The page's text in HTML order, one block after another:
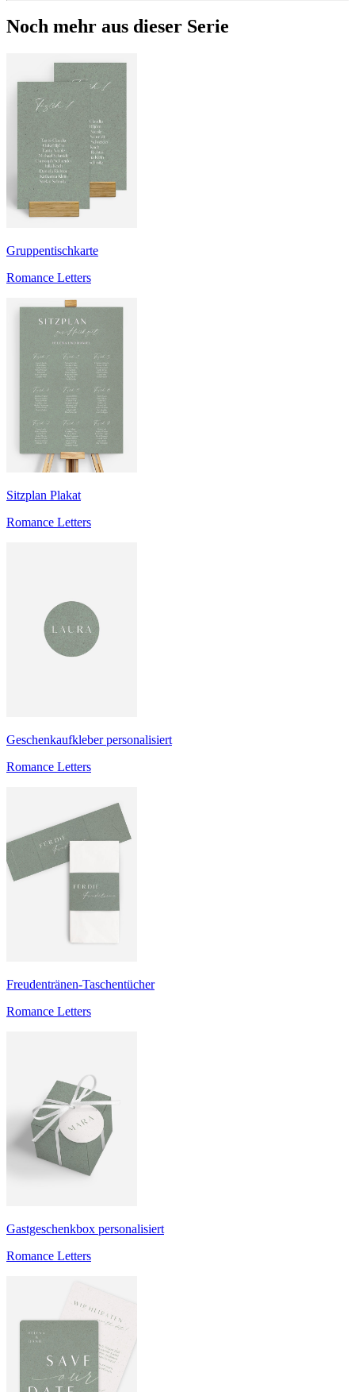
Noch mehr aus dieser Serie
Gruppentischkarte
Romance Letters
Sitzplan Plakat
Romance Letters
Geschenkaufkleber personalisiert
Romance Letters
Freudentränen-Taschentücher
Romance Letters
Gastgeschenkbox personalisiert
Romance Letters